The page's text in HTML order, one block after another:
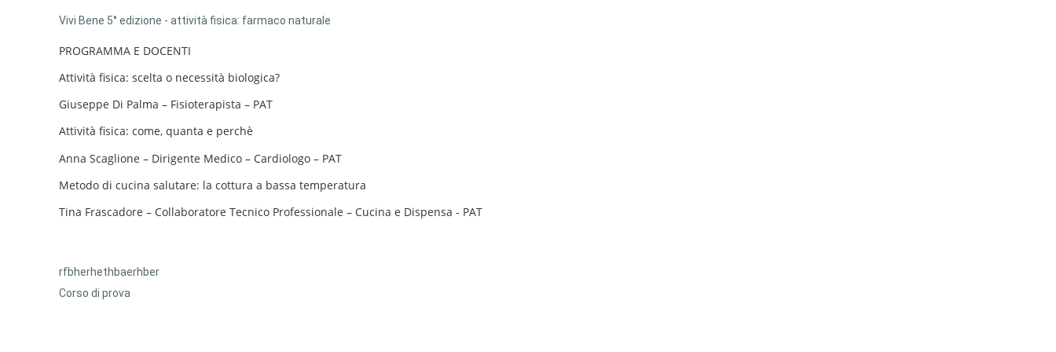
Vivi Bene 5° edizione - attività fisica: farmaco naturale
PROGRAMMA E DOCENTI
Attività fisica: scelta o necessità biologica?
Giuseppe Di Palma – Fisioterapista – PAT
Attività fisica: come, quanta e perchè
Anna Scaglione – Dirigente Medico – Cardiologo – PAT
Metodo di cucina salutare: la cottura a bassa temperatura
Tina Frascadore – Collaboratore Tecnico Professionale – Cucina e Dispensa - PAT
rfbherhethbaerhber
Corso di prova